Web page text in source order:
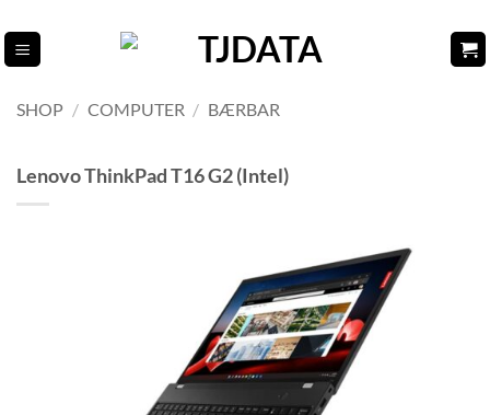
til
indhold
SHOP / COMPUTER / BÆRBAR
Lenovo ThinkPad T16 G2 (Intel)